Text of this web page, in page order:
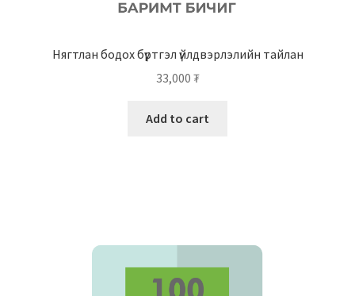
Нягтлан бодох бүртгэл үйлдвэрлэлийн тайлан
33,000 ₮
Add to cart